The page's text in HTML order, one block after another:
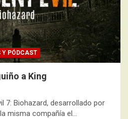
Y PÓDCAST
a King
7: Biohazard, desarrollado por
misma compañía el…